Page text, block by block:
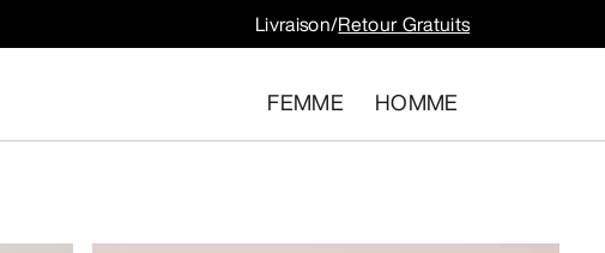
Livraison/Retour Gratuits
FEMME HOMME